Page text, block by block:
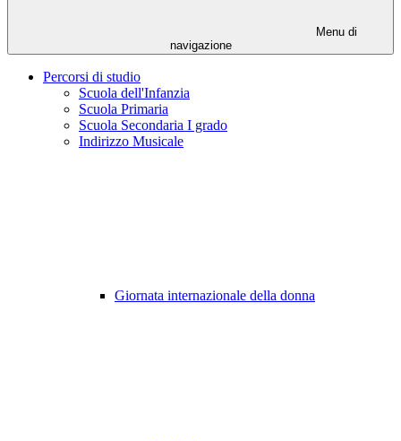
Menu di
navigazione
Percorsi di studio
Scuola dell'Infanzia
Scuola Primaria
Scuola Secondaria I grado
Indirizzo Musicale
Giornata internazionale della donna